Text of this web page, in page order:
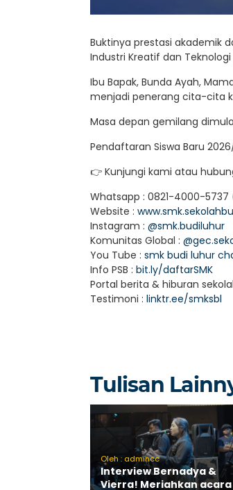
Buktinya prestasi akademik
Industri Kreatif dan Teknologi
Ibu Bapak, Bunda Ayah,
menjadi penerang cita-cita
Masa depan gemilang
Pendaftaran Siswa Baru
👉 Kunjungi kami atau
Whatsapp : 0821-4000-
Website :
Instagram : @smk.budiluhur
Komunitas Global :
You Tube : smk budi luhur
Info PSB : bit.ly/daftarSMK
Portal berita & hiburan
Testimoni : linktr.ee/smksbl
Tulisan
Oleh : admincc
Interview Bernadya &
Vierra! Meriahkan acara